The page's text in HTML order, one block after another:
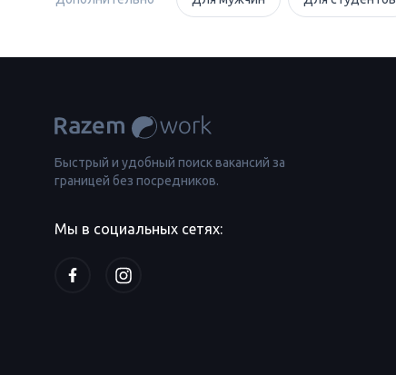
Быстрый и удобный поиск вакансий за
границей без посредников.
Мы в социальных сетях: